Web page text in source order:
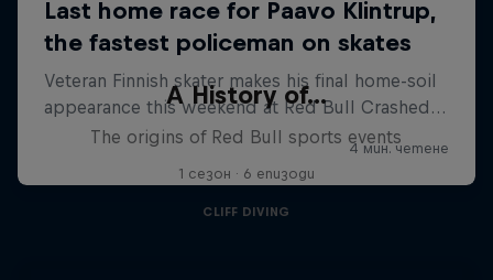
A History of...
The origins of Red Bull sports events
1 сезон · 6 епизоди
CLIFF DIVING